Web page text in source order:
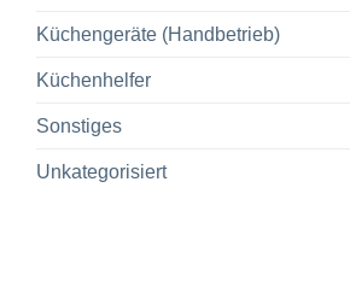
Küchengeräte (Handbetrieb)
Küchenhelfer
Sonstiges
Unkategorisiert